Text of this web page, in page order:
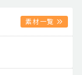
素材一覧